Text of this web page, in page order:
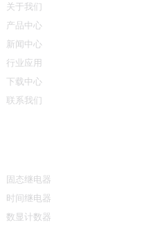
关于我们
产品中心
新闻中心
行业应用
下载中心
联系我们
固态继电器
时间继电器
数显计数器